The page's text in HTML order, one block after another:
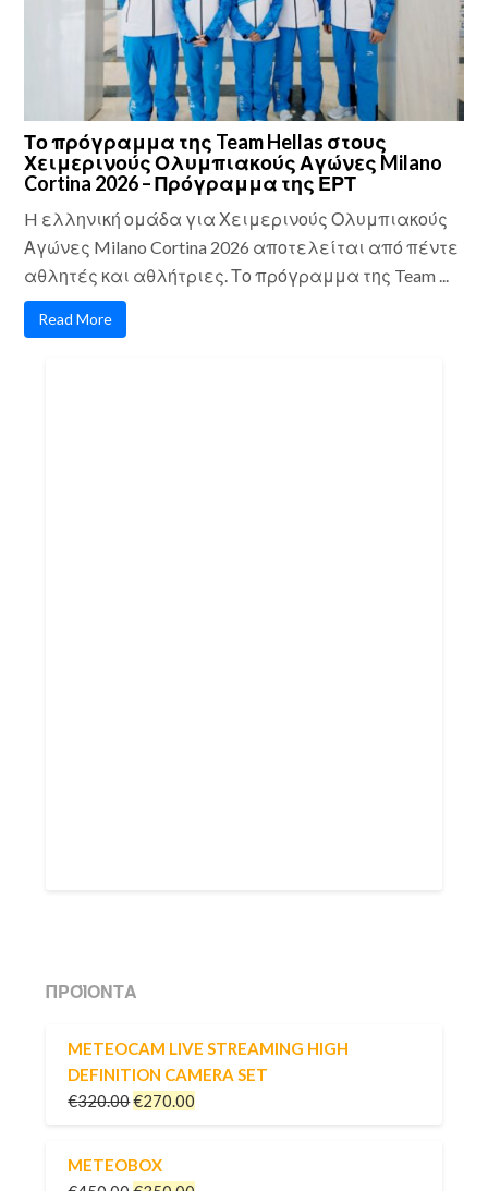
Το πρόγραμμα της Team Hellas στους
Χειμερινούς Ολυμπιακούς Αγώνες Milano
Cortina 2026 – Πρόγραμμα της ΕΡΤ
H ελληνική ομάδα για Χειμερινούς Ολυμπιακούς
Αγώνες Milano Cortina 2026 αποτελείται από πέντε
αθλητές και αθλήτριες. Το πρόγραμμα της Team ...
Read More
ΠΡΟΪΌΝΤΑ
METEOCAM LIVE STREAMING HIGH
DEFINITION CAMERA SET
€320.00€270.00
METEOBOX